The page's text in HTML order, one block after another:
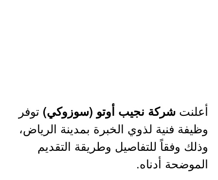
أعلنت شركة نجيب أوتو (سوزوكي) توفر
وظيفة فنية لذوي الخبرة بمدينة الرياض،
وذلك وفقاً للتفاصيل وطريقة التقديم
الموضحة أدناه.